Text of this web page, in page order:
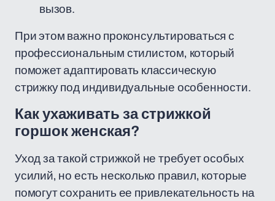
вызов.
При этом важно проконсультироваться с
профессиональным стилистом, который
поможет адаптировать классическую
стрижку под индивидуальные особенности.
Как ухаживать за стрижкой
горшок женская?
Уход за такой стрижкой не требует особых
усилий, но есть несколько правил, которые
помогут сохранить ее привлекательность на